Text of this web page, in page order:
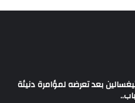
بعد تعرضه لمؤامرة دنيئة